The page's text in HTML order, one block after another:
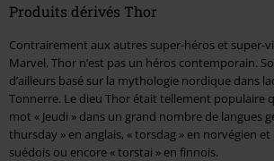
Produits dérivés Thor
Contrairement aux autres super-héros et super-
Marvel, Thor n’est pas un héros contemporain.
d’ailleurs basé sur la mythologie nordique dans
Tonnerre. Le dieu Thor était tellement populaire
mot « Jeudi » dans un grand nombre de langues
thursday » en anglais, « torsdag » en norvégien
suédois ou encore « torstai » en finnois.